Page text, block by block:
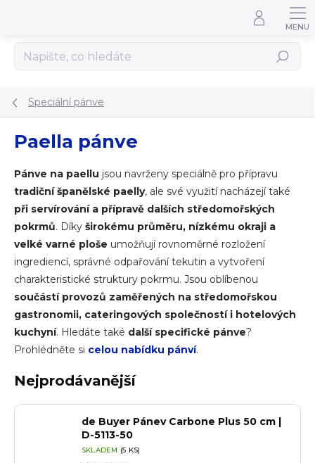
Hledat
Speciální pánve
Paella pánve
Pánve na paellu jsou navrženy speciálně pro přípravu
tradiční španělské paelly, ale své využití nacházejí také
při servírování a přípravě dalších středomořských
pokrmů. Díky širokému průměru, nízkému okraji a
velké varné ploše umožňují rovnoměrné rozložení
ingrediencí, správné odpařování tekutin a vytvoření
charakteristické struktury pokrmu. Jsou oblíbenou
součástí provozů zaměřených na středomořskou
gastronomii, cateringových společností i hotelových
kuchyní. Hledáte také další specifické pánve?
Prohlédněte si celou nabídku pánví.
Nejprodávanější
de Buyer Pánev Carbone Plus 50 cm |
D-5113-50
SKLADEM (5 KS)